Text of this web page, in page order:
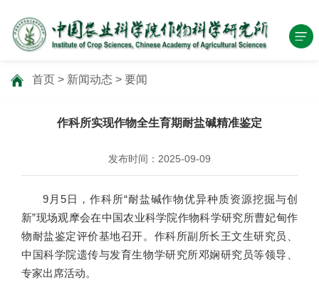
首页 > 新闻动态 > 要闻
作科所实现作物全生育期耐盐碱精准鉴定
发布时间：2025-09-09
9月5日，作科所“耐盐碱作物优异种质资源挖掘与创
新”现场观摩会在中国农业科学院作物科学研究所曹妃甸作
物耐盐鉴定评价基地召开。作科所副所长王文生研究员、
中国科学院遗传与发育生物学研究所邓娴研究员等领导、
专家出席活动。